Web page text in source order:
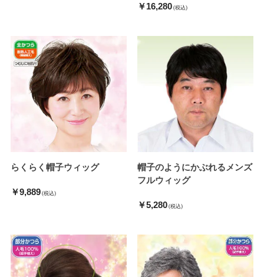
￥16,280 (税込)
らくらく帽子ウィッグ
￥9,889 (税込)
帽子のようにかぶれるメンズ
フルウィッグ
￥5,280 (税込)